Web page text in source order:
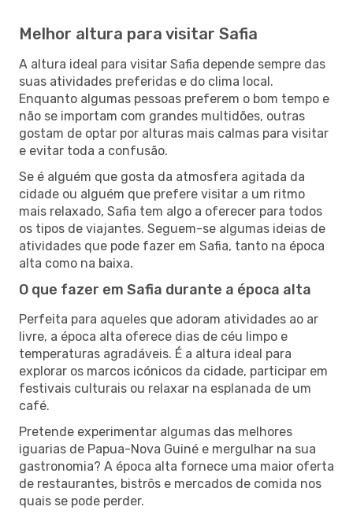
Melhor altura para visitar Safia
A altura ideal para visitar Safia depende sempre das
suas atividades preferidas e do clima local.
Enquanto algumas pessoas preferem o bom tempo e
não se importam com grandes multidões, outras
gostam de optar por alturas mais calmas para visitar
e evitar toda a confusão.
Se é alguém que gosta da atmosfera agitada da
cidade ou alguém que prefere visitar a um ritmo
mais relaxado, Safia tem algo a oferecer para todos
os tipos de viajantes. Seguem-se algumas ideias de
atividades que pode fazer em Safia, tanto na época
alta como na baixa.
O que fazer em Safia durante a época alta
Perfeita para aqueles que adoram atividades ao ar
livre, a época alta oferece dias de céu limpo e
temperaturas agradáveis. É a altura ideal para
explorar os marcos icónicos da cidade, participar em
festivais culturais ou relaxar na esplanada de um
café.
Pretende experimentar algumas das melhores
iguarias de Papua-Nova Guiné e mergulhar na sua
gastronomia? A época alta fornece uma maior oferta
de restaurantes, bistrôs e mercados de comida nos
quais se pode perder.